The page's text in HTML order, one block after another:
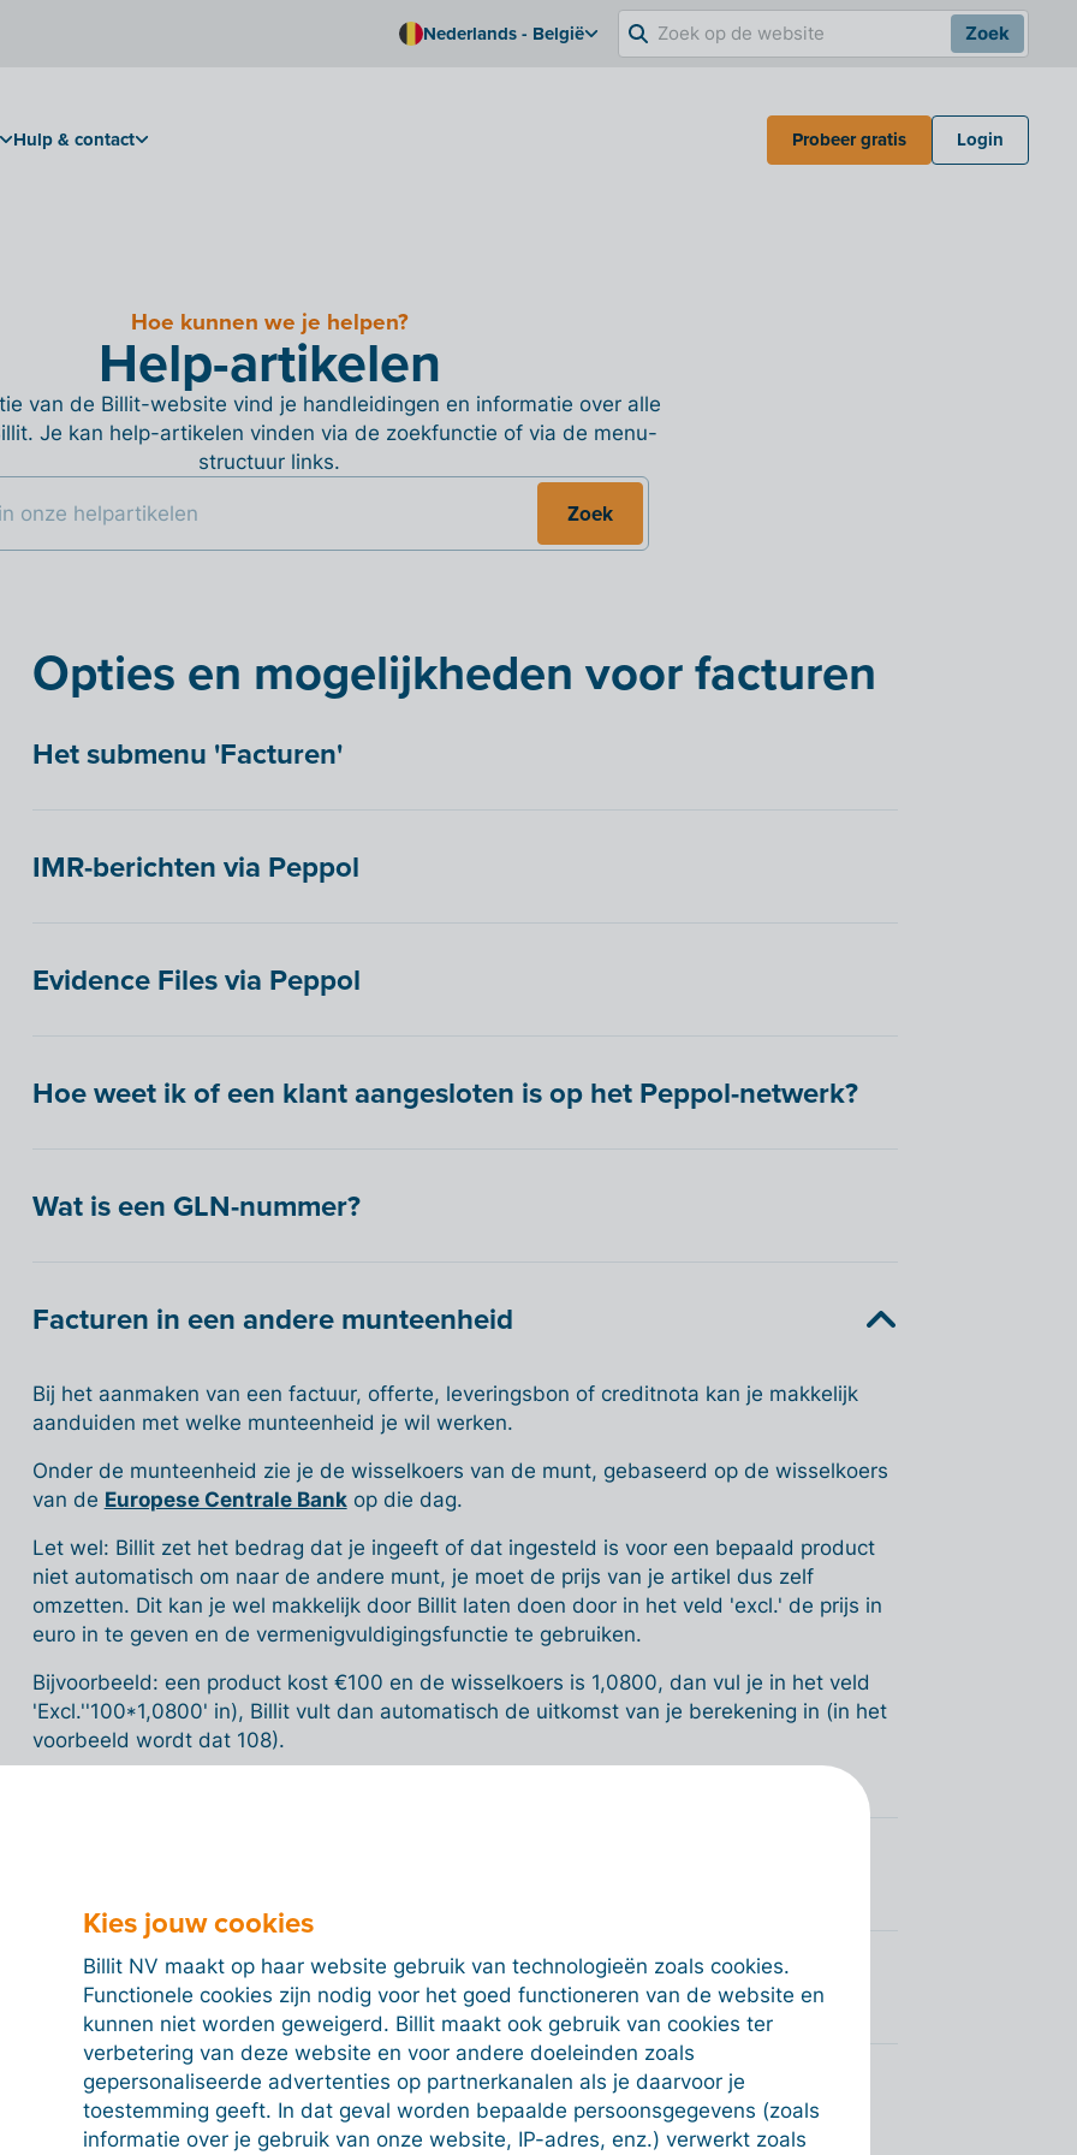
Nederlands - België Zoek
Hulp & contact Probeer gratis Login
Hoe kunnen we je helpen?
Help-artikelen
van de Billit-website vind je handleidingen en informatie over alle
Je kan help-artikelen vinden via de zoekfunctie of via de menu-
structuur links.
Zoek
Opties en mogelijkheden voor facturen
Het submenu 'Facturen'
IMR-berichten via Peppol
Evidence Files via Peppol
Hoe weet ik of een klant aangesloten is op het Peppol-netwerk?
Wat is een GLN-nummer?
Facturen in een andere munteenheid
Bij het aanmaken van een factuur, offerte, leveringsbon of creditnota kan je makkelijk
aanduiden met welke munteenheid je wil werken.
Onder de munteenheid zie je de wisselkoers van de munt, gebaseerd op de wisselkoers
van de Europese Centrale Bankop die dag.
Let wel: Billit zet het bedrag dat je ingeeft of dat ingesteld is voor een bepaald product
niet automatisch om naar de andere munt, je moet de prijs van je artikel dus zelf
omzetten. Dit kan je wel makkelijk door Billit laten doen door in het veld 'excl.' de prijs in
euro in te geven en de vermenigvuldigingsfunctie te gebruiken.
Bijvoorbeeld: een product kost €100 en de wisselkoers is 1,0800, dan vul je in het veld
'Excl.''100*1,0800' in), Billit vult dan automatisch de uitkomst van je berekening in (in het
voorbeeld wordt dat 108).
Financiële korting (korting contant)
One Stop Shop OSS
Kies jouw cookies
Billit NV maakt op haar website gebruik van technologieën zoals cookies.
Functionele cookies zijn nodig voor het goed functioneren van de website en
kunnen niet worden geweigerd. Billit maakt ook gebruik van cookies ter
verbetering van deze website en voor andere doeleinden zoals
gepersonaliseerde advertenties op partnerkanalen als je daarvoor je
toestemming geeft. In dat geval worden bepaalde persoonsgegevens (zoals
informatie over je gebruik van onze website, IP-adres, enz.) verwerkt zoals